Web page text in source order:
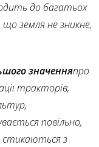
до багатьох
земля не зникне,
значенняпро
тракторів,
повільно,
стикаються з